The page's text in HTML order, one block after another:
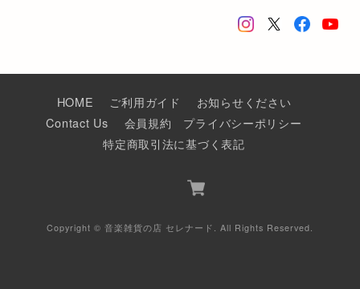
HOME ご利用ガイド
お知らせください
Contact Us
会員規約
プライバシーポリシー
特定商取引法に基づく表記
Copyright © 音楽雑貨の店 セレナード. All Rights Reserved.